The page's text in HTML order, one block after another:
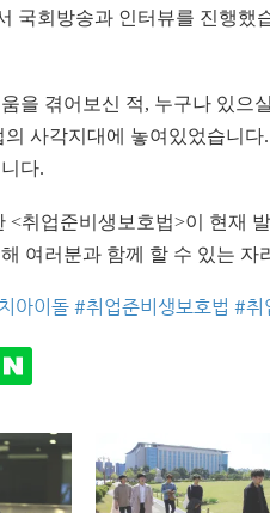
국회방송과 인터뷰를 진행했
을 겪어보신 적, 누구나 있으
사각지대에 놓여있었습니
다.
<취업준비생보호법>이 현재
여러분과 함께 할 수 있는 자
아이돌 #취업준비생보호법 #취